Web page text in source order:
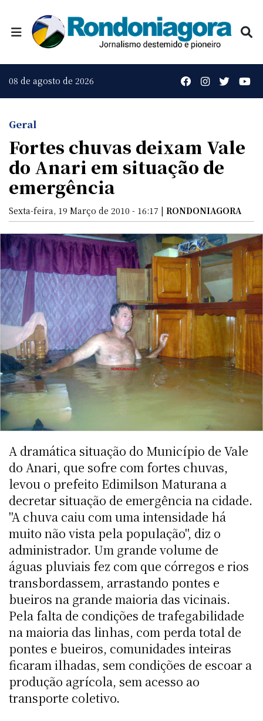
08 de agosto de 2026
Geral
Fortes chuvas deixam Vale
do Anari em situação de
emergência
Sexta-feira, 19 Março de 2010 - 16:17 | RONDONIAGORA
A dramática situação do Município de Vale
do Anari, que sofre com fortes chuvas,
levou o prefeito Edimilson Maturana a
decretar situação de emergência na cidade.
"A chuva caiu com uma intensidade há
muito não vista pela população", diz o
administrador. Um grande volume de
águas pluviais fez com que córregos e rios
transbordassem, arrastando pontes e
bueiros na grande maioria das vicinais.
Pela falta de condições de trafegabilidade
na maioria das linhas, com perda total de
pontes e bueiros, comunidades inteiras
ficaram ilhadas, sem condições de escoar a
produção agrícola, sem acesso ao
transporte coletivo.